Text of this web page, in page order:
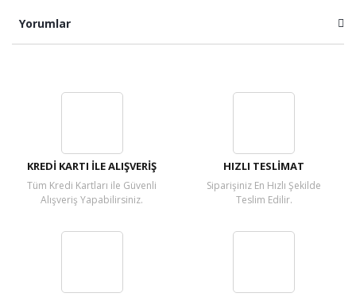
Yorumlar
KREDİ KARTI İLE ALIŞVERİŞ
Tüm Kredi Kartları ile Güvenli
Alışveriş Yapabilirsiniz.
HIZLI TESLİMAT
Siparişiniz En Hızlı Şekilde
Teslim Edilir.